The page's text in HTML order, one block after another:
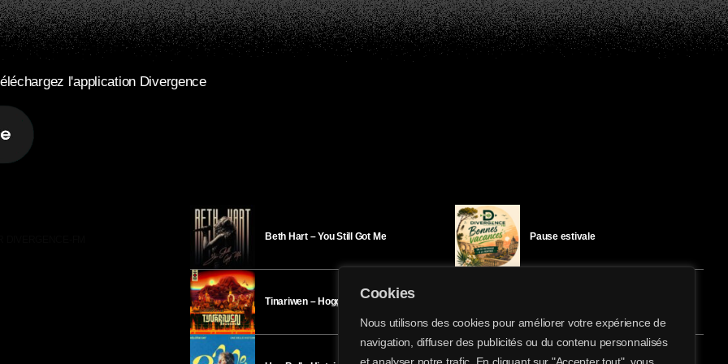
Cookies
Nous utilisons des cookies pour améliorer votre expérience de
navigation, diffuser des publicités ou du contenu personnalisés
share
email
l'application Divergence
Beth Hart – You Still Got Me
Tinariwen – Hoggar
Pause estivale